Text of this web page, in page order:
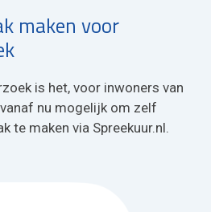
maken voor
is het, voor inwoners van
nu mogelijk om zelf
te maken via Spreekuur.nl.